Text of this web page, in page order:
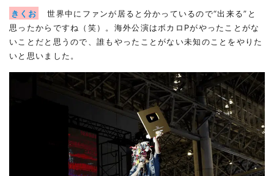
きくお
世界中にファンが居ると分かっているので“出来る”と
思ったからですね（笑）。海外公演はボカロPがやったことがな
いことだと思うので、誰もやったことがない未知のことをやりた
いと思いました。